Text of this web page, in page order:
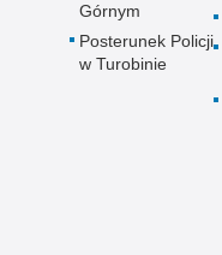
Górnym
Posterunek Policji
w Turobinie